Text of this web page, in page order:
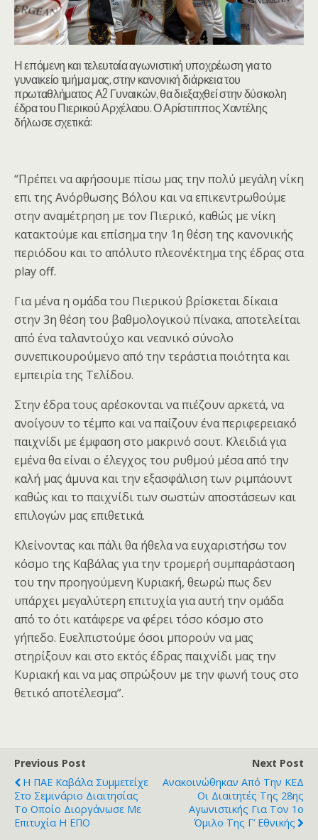
Η επόμενη και τελευταία αγωνιστική υποχρέωση για το
γυναικείο τμήμα μας, στην κανονική διάρκεια του
πρωταθλήματος Α2 Γυναικών, θα διεξαχθεί στην δύσκολη
έδρα του Πιερικού Αρχέλαου. Ο Αρίστιππος Χαντέλης
δήλωσε σχετικά:
“Πρέπει να αφήσουμε πίσω μας την πολύ μεγάλη νίκη
επι της Ανόρθωσης Βόλου και να επικεντρωθούμε
στην αναμέτρηση με τον Πιερικό, καθώς με νίκη
κατακτούμε και επίσημα την 1η θέση της κανονικής
περιόδου και το απόλυτο πλεονέκτημα της έδρας στα
play off.
Για μένα η ομάδα του Πιερικού βρίσκεται δίκαια
στην 3η θέση του βαθμολογικού πίνακα, αποτελείται
από ένα ταλαντούχο και νεανικό σύνολο
συνεπικουρούμενο από την τεράστια ποιότητα και
εμπειρία της Τελίδου.
Στην έδρα τους αρέσκονται να πιέζουν αρκετά, να
ανοίγουν το τέμπο και να παίζουν ένα περιφερειακό
παιχνίδι με έμφαση στο μακρινό σουτ. Κλειδιά για
εμένα θα είναι ο έλεγχος του ρυθμού μέσα από την
καλή μας άμυνα και την εξασφάλιση των ριμπάουντ
καθώς και το παιχνίδι των σωστών αποστάσεων και
επιλογών μας επιθετικά.
Κλείνοντας και πάλι θα ήθελα να ευχαριστήσω τον
κόσμο της Καβάλας για την τρομερή συμπαράσταση
του την προηγούμενη Κυριακή, θεωρώ πως δεν
υπάρχει μεγαλύτερη επιτυχία για αυτή την ομάδα
από το ότι κατάφερε να φέρει τόσο κόσμο στο
γήπεδο. Ευελπιστούμε όσοι μπορούν να μας
στηρίξουν και στο εκτός έδρας παιχνίδι μας την
Κυριακή και να μας σπρώξουν με την φωνή τους στο
θετικό αποτέλεσμα”.
Previous Post
Η ΠΑΕ Καβάλα Συμμετείχε
Στο Σεμινάριο Διαιτησίας
Το Οποίο Διοργάνωσε Με
Επιτυχία Η ΕΠΟ
Next Post
Ανακοινώθηκαν Από Την ΚΕΔ
Οι Διαιτητές Της 28ης
Αγωνιστικής Για Τον 1ο
Όμιλο Της Γ’ Εθνικής